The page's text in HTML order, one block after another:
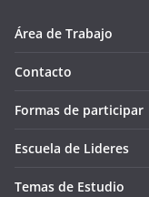
Área de Trabajo
Contacto
Formas de participar
Escuela de Lideres
Temas de Estudio